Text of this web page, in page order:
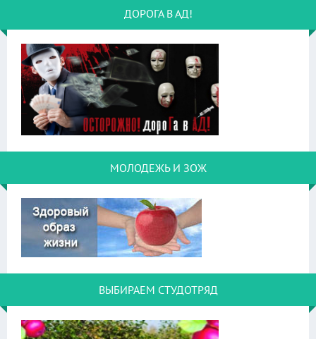
ДОРОГА В АД!
МОЛОДЕЖЬ И ЗОЖ
ВЫБИРАЕМ СТУДОТРЯД